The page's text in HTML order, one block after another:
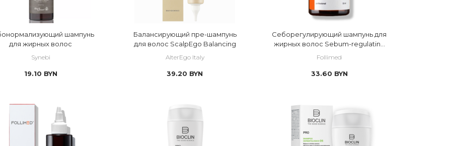
старения кожи из Южной Кореи (профессиональная косметика)
шампунь
для жирных волос
Synebi
19.10 BYN
Балансирующий пре-шампунь
для волос ScalpEgo Balancing
AlterEgo Italy
39.20 BYN
Себорегулирующий шампунь для
жирных волос Sebum-regulating
Follimed
33.60 BYN